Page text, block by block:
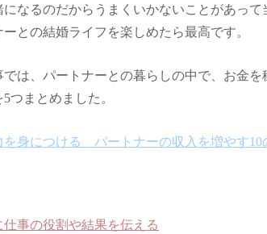
になるのだからうまくいかないことがあっ
との結婚ライフを楽しめたら最高です。
では、パートナーとの暮らしの中で、お金
つまとめました。
を身につける パートナーの収入を増やす10
事の役割や結果を伝える